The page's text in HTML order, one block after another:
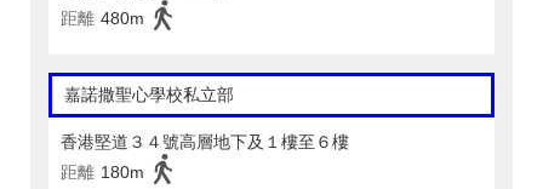
距離 480m
嘉諾撒聖心學校私立部
香港堅道３４號高層地下及１樓至６樓
距離 180m